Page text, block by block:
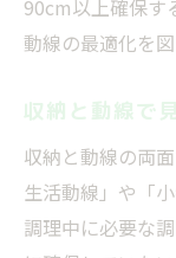
90cm以上確保す
動線の最適化を図
収納と動線で
収納と動線の両
生活動線」や「
調理中に必要な